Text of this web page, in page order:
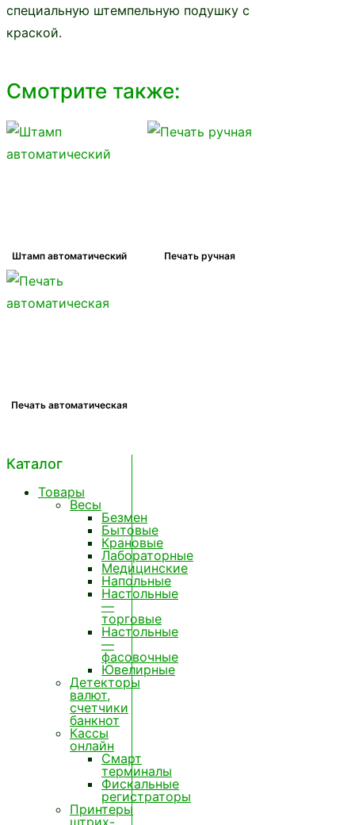
специальную штемпельную подушку с
краской.
Смотрите также:
Штамп автоматический Печать ручная
Печать автоматическая
Каталог
Товары
Весы
Безмен
Бытовые
Крановые
Лабораторные
Медицинские
Напольные
Настольные
—
торговые
Настольные
—
фасовочные
Ювелирные
Детекторы
валют,
счетчики
банкнот
Кассы
онлайн
Смарт
терминалы
Фискальные
регистраторы
Принтеры